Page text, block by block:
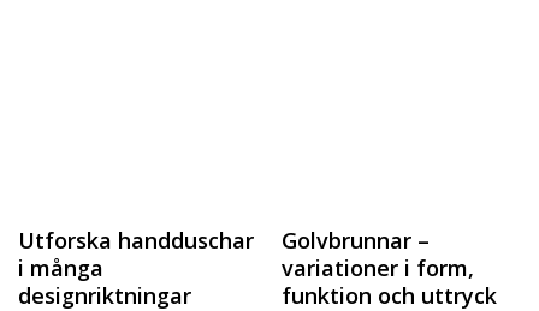
Utforska handduschar
i många
designriktningar
Golvbrunnar –
variationer i form,
funktion och uttryck